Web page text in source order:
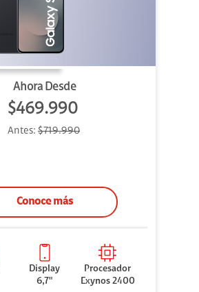
Ahora Desde
$469.990
Antes: $719.990
Conoce más
Display
6,7"
Procesador
Exynos 2400